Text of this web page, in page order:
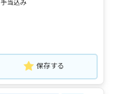
手当込み
保存する